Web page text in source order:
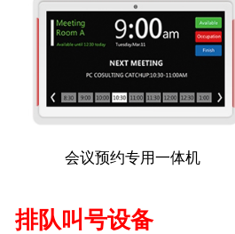
排队叫号设备
会议预约专用一体机